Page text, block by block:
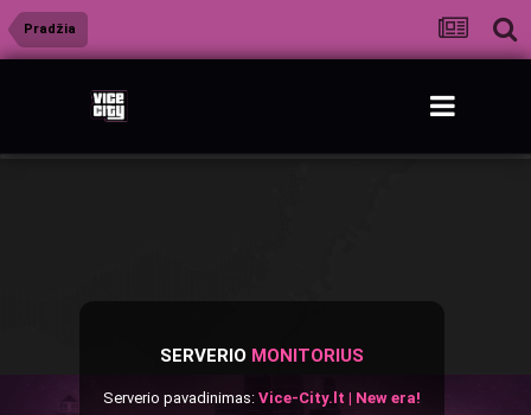
Pradžia
SERVERIO MONITORIUS
Serverio pavadinimas:Vice-City.lt | New era!